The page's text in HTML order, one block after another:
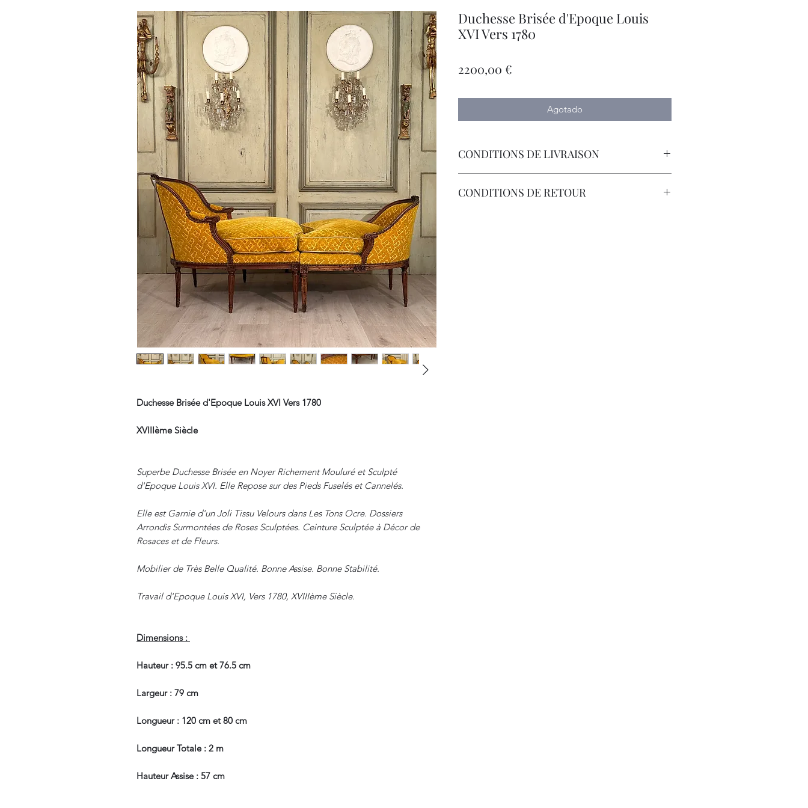
Duchesse Brisée d'Epoque Louis XVI Vers 1780
XVIIIème Siècle
Superbe Duchesse Brisée en Noyer Richement Mouluré et Sculpté
d'Epoque Louis XVI. Elle Repose sur des Pieds Fuselés et Cannelés.
Elle est Garnie d'un Joli Tissu Velours dans Les Tons Ocre. Dossiers
Arrondis Surmontées de Roses Sculptées. Ceinture Sculptée à Décor de
Rosaces et de Fleurs.
Mobilier de Très Belle Qualité. Bonne Assise. Bonne Stabilité.
Travail d'Epoque Louis XVI, Vers 1780, XVIIIème Siècle.
Dimensions :
Hauteur : 95.5 cm et 76.5 cm
Largeur : 79 cm
Longueur : 120 cm et 80 cm
Longueur Totale : 2 m
Hauteur Assise : 57 cm
Duchesse Brisée d'Epoque Louis
XVI Vers 1780
2200,00 €
Agotado
CONDITIONS DE LIVRAISON
CONDITIONS DE RETOUR